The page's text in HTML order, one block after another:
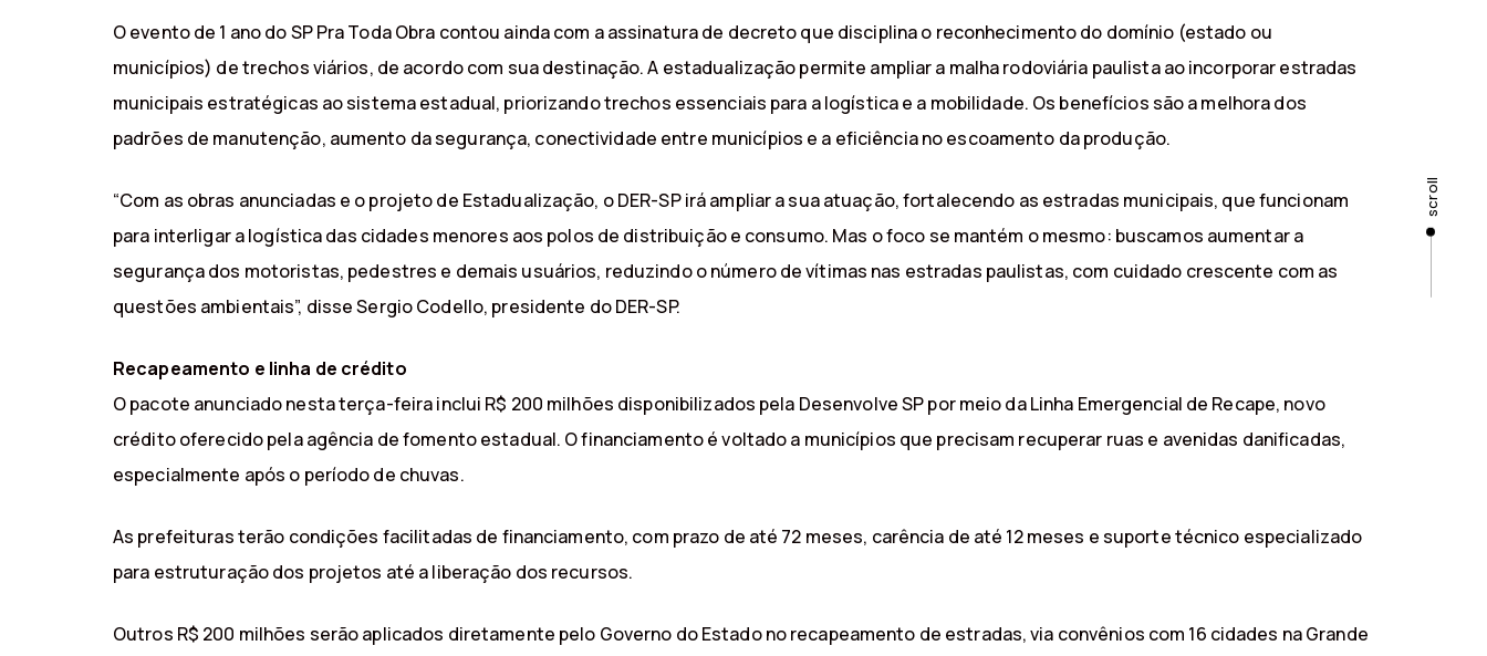
scroll
O evento de 1 ano do SP Pra Toda Obra contou ainda com a assinatura de decreto que disciplina o reconhecimento do domínio (estado ou
municípios) de trechos viários, de acordo com sua destinação. A estadualização permite ampliar a malha rodoviária paulista ao incorporar estradas
municipais estratégicas ao sistema estadual, priorizando trechos essenciais para a logística e a mobilidade. Os benefícios são a melhora dos
padrões de manutenção, aumento da segurança, conectividade entre municípios e a eficiência no escoamento da produção.
“Com as obras anunciadas e o projeto de Estadualização, o DER-SP irá ampliar a sua atuação, fortalecendo as estradas municipais, que funcionam
para interligar a logística das cidades menores aos polos de distribuição e consumo. Mas o foco se mantém o mesmo: buscamos aumentar a
segurança dos motoristas, pedestres e demais usuários, reduzindo o número de vítimas nas estradas paulistas, com cuidado crescente com as
questões ambientais”, disse Sergio Codello, presidente do DER-SP.
Recapeamento e linha de crédito
O pacote anunciado nesta terça-feira inclui R$ 200 milhões disponibilizados pela Desenvolve SP por meio da Linha Emergencial de Recape, novo
crédito oferecido pela agência de fomento estadual. O financiamento é voltado a municípios que precisam recuperar ruas e avenidas danificadas,
especialmente após o período de chuvas.
As prefeituras terão condições facilitadas de financiamento, com prazo de até 72 meses, carência de até 12 meses e suporte técnico especializado
para estruturação dos projetos até a liberação dos recursos.
Outros R$ 200 milhões serão aplicados diretamente pelo Governo do Estado no recapeamento de estradas, via convênios com 16 cidades na Grande